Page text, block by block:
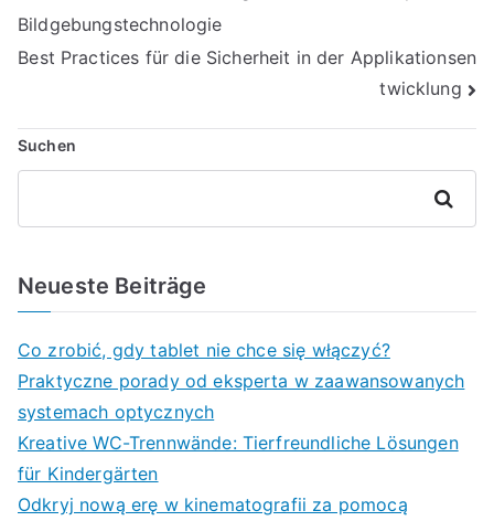
Bildgebungstechnologie
Best Practices für die Sicherheit in der Applikationsen
twicklung
Suchen
Suchen
Neueste Beiträge
Co zrobić, gdy tablet nie chce się włączyć?
Praktyczne porady od eksperta w zaawansowanych
systemach optycznych
Kreative WC-Trennwände: Tierfreundliche Lösungen
für Kindergärten
Odkryj nową erę w kinematografii za pomocą